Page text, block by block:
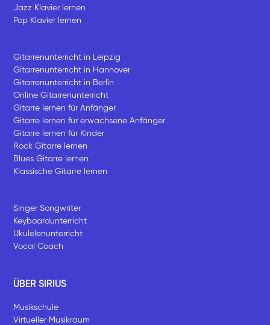
Jazz Klavier lernen
Pop Klavier lernen
Gitarrenunterricht in Leipzig
Gitarrenunterricht in Hannover
Gitarrenunterricht in Berlin
Online Gitarrenunterricht
Gitarre lernen für Anfänger
Gitarre lernen für erwachsene Anfänger
Gitarre lernen für Kinder
Rock Gitarre lernen
Blues Gitarre lernen
Klassische Gitarre lernen
Singer Songwriter
Keyboardunterricht
Ukulelenunterricht
Vocal Coach
ÜBER SIRIUS
Musikschule
Virtueller Musikraum